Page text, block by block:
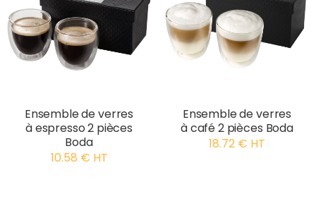
Ensemble de verres
à espresso 2 pièces
Boda
10.58 € HT
Ensemble de verres
à café 2 pièces Boda
18.72 € HT